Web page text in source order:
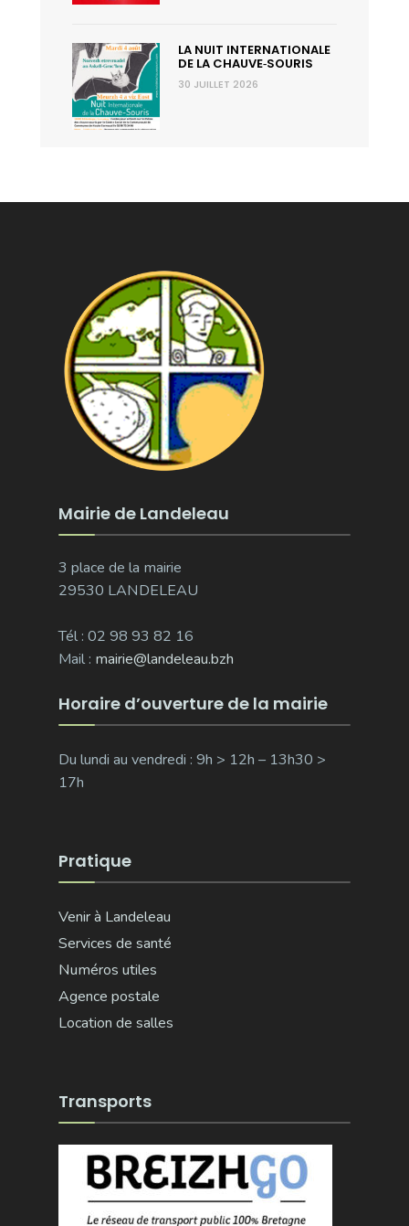
LA NUIT INTERNATIONALE
DE LA CHAUVE‑SOURIS
30 JUILLET 2026
Mairie de Landeleau
3 place de la mairie
29530 LANDELEAU
Tél : 02 98 93 82 16
Mail : mairie@landeleau.bzh
Horaire d’ouverture de la mairie
Du lundi au vendredi : 9h > 12h – 13h30 >
17h
Pratique
Venir à Landeleau
Services de santé
Numéros utiles
Agence postale
Location de salles
Transports